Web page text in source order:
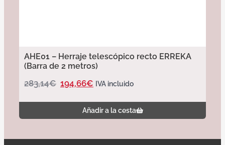
AHE01 – Herraje telescópico recto ERREKA
(Barra de 2 metros)
283,14€ 194,66€ IVA incluido
Añadir a la cesta